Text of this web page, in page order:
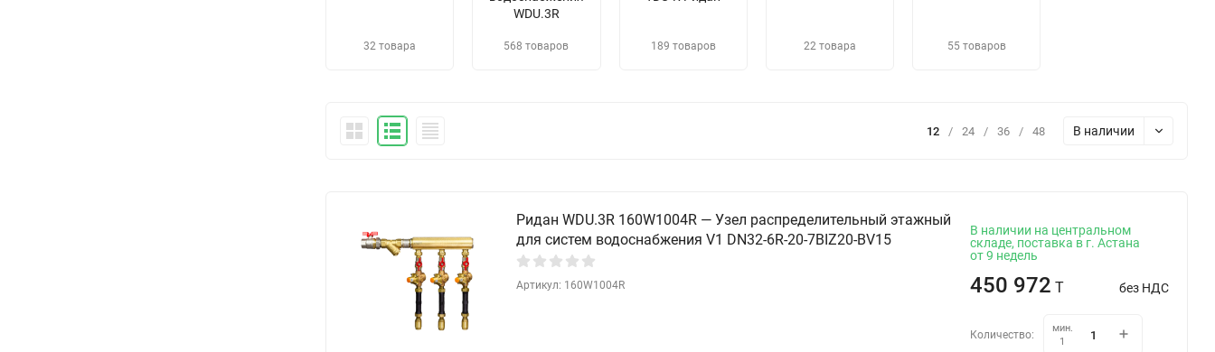
32 товара
WDU.3R
568 товаров 189 товаров 22 товара 55 товаров
12 / 24 / 36 / 48 В наличии
Ридан WDU.3R 160W1004R — Узел распределительный этажный
для систем водоснабжения V1 DN32-6R-20-7BIZ20-BV15
Артикул: 160W1004R
В наличии на центральном
складе, поставка в г. Астана
от 9 недель
450 972 T без НДС
Количество:
мин.
1